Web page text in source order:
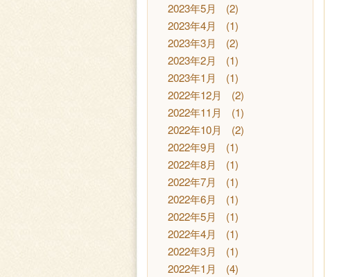
2023年5月
(2)
2023年4月
(1)
2023年3月
(2)
2023年2月
(1)
2023年1月
(1)
2022年12月
(2)
2022年11月
(1)
2022年10月
(2)
2022年9月
(1)
2022年8月
(1)
2022年7月
(1)
2022年6月
(1)
2022年5月
(1)
2022年4月
(1)
2022年3月
(1)
2022年1月
(4)